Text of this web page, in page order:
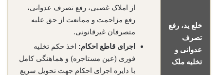
خلع ید، رفع
تصرف
عدوانی و
تخلیه ملک
از املاک غصبی، رفع تصرف عدوانی،
رفع مزاحمت و ممانعت از حق علیه
متصرفان غیرقانونی.
اجرای قاطع احکام: اخذ حکم تخلیه
فوری (عین مستاجره) و هماهنگی کامل
با دایره اجرای احکام جهت تحویل سریع